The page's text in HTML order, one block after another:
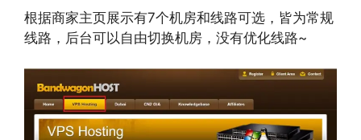
根据商家主页展示有7个机房和线路可选，皆为常规
线路，后台可以自由切换机房，没有优化线路~